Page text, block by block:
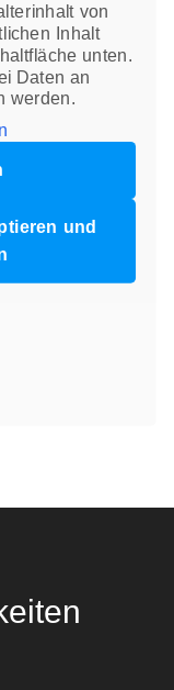
von
Inhalt
unten.
Daten an
werden.
und